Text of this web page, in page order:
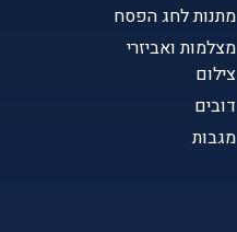
מתנות לחג הפסח
מצלמות ואביזרי
צילום
דובים
מגבות